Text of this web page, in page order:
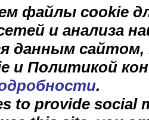
файлы cookie
и анализа
данным
и Политикой
.
to provide social